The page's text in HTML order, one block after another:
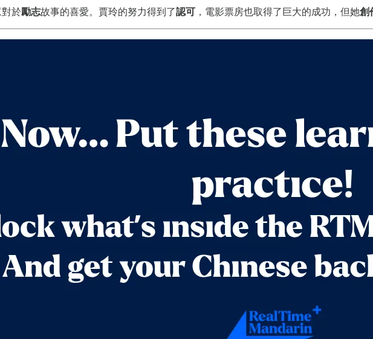
於勵志故事的喜愛。賈玲的努力得到了認可 ，電影票房也取得了巨大的成功，但她創